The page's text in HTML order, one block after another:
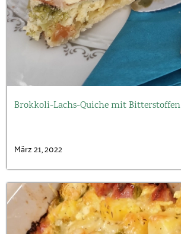
Brokkoli-Lachs-Quiche mit Bitterstoffen
März 21, 2022